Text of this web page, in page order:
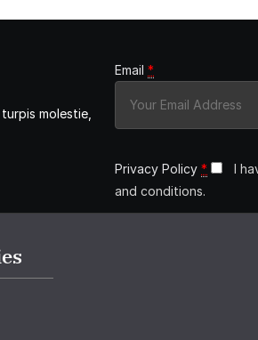
molestie,
Email *
Privacy Policy *
I
and conditions.